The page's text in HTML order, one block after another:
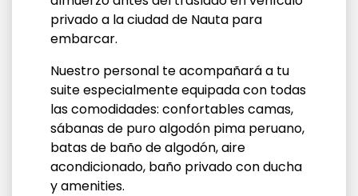
privado a la ciudad de Nauta para
embarcar.
Nuestro personal te acompañará a tu
suite especialmente equipada con todas
las comodidades: confortables camas,
sábanas de puro algodón pima peruano,
batas de baño de algodón, aire
acondicionado, baño privado con ducha
y amenities.